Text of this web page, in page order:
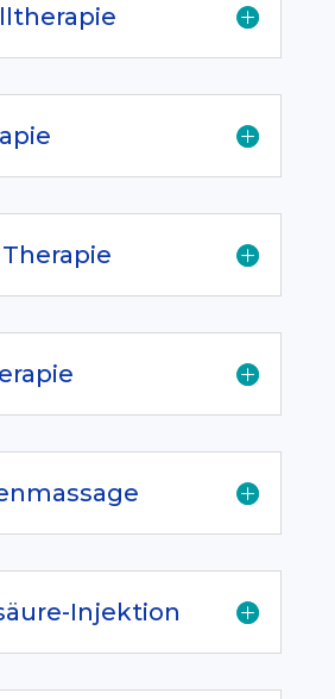
Injektion